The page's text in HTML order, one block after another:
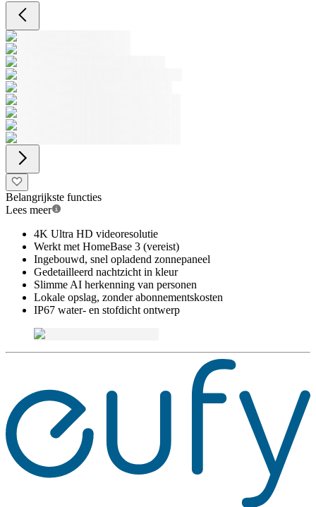
Belangrijkste functies
Lees meer
4K Ultra HD videoresolutie
Werkt met HomeBase 3 (vereist)
Ingebouwd, snel opladend zonnepaneel
Gedetailleerd nachtzicht in kleur
Slimme AI herkenning van personen
Lokale opslag, zonder abonnementskosten
IP67 water- en stofdicht ontwerp